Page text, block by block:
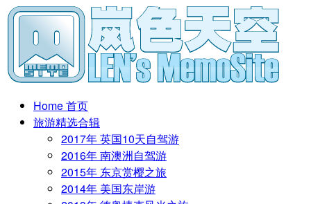
Home 首页
旅游精选合辑
2017年 英国10天自驾游
2016年 南澳洲自驾游
2015年 东京赏樱之旅
2014年 美国东岸游